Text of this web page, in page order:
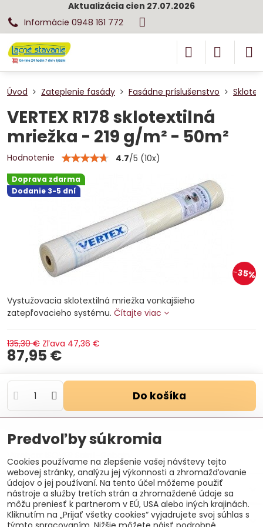
Aktualizácia cien 27.07.2026
Informácie 0948 161 772
Doprava zdarma
Dodanie 3-5 dní
35%
Úvod Zateplenie fasády Fasádne príslušenstvo
VERTEX R178 sklotextilná
mriežka - 219 g/m² - 50m²
Hodnotenie 4.7/5 (10x)
Vystužovacia sklotextilná mriežka vonkajšieho
zatepľovacieho systému. Čítajte viac
135,30 € Zľava 47,36 €
87,95 €
Do košíka
Otázka k produktu
Doručenia
Výrobca:
ISOVER Saint-Gobain
Popis
Recenzie 0
Predvoľby súkromia
Cookies používame na zlepšenie vašej návštevy tejto
webovej stránky, analýzu jej výkonnosti a zhromažďovanie
údajov o jej používaní. Na tento účel môžeme použiť
nástroje a služby tretích strán a zhromaždené údaje sa
môžu preniesť k partnerom v EÚ, USA alebo iných krajinách.
Kliknutím na „Prijať všetky cookies“ vyjadrujete svoj súhlas s